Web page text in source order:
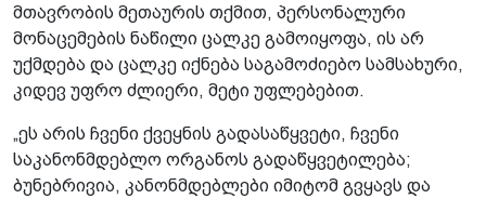
მთავრობის მეთაურის თქმით, პერსონალური
მონაცემების ნაწილი ცალკე გამოიყოფა, ის არ
უქმდება და ცალკე იქნება საგამოძიებო სამსახური,
კიდევ უფრო ძლიერი, მეტი უფლებებით.
„ეს არის ჩვენი ქვეყნის გადასაწყვეტი, ჩვენი
საკანონმდებლო ორგანოს გადაწყვეტილება;
ბუნებრივია, კანონმდებლები იმიტომ გვყავს და